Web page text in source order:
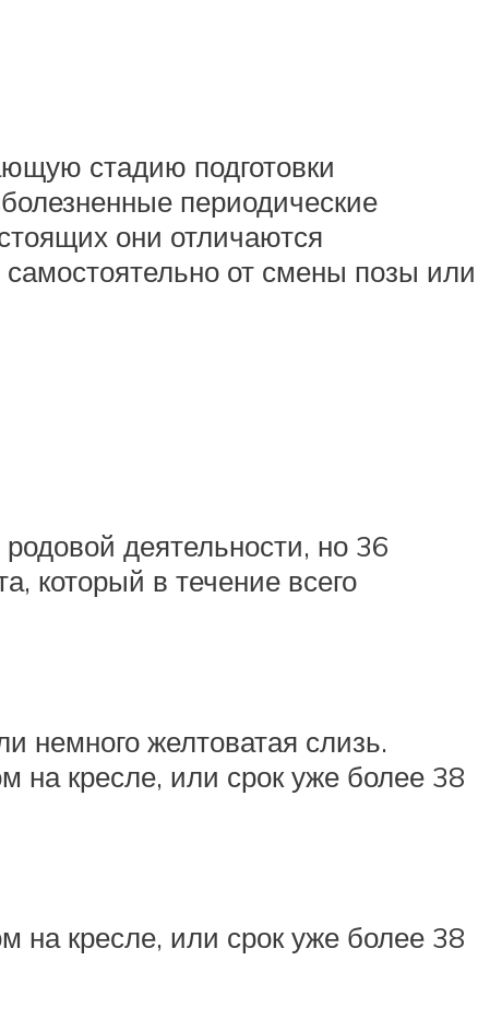
стадию подготовки
периодические
они отличаются
самостоятельно от смены позы или
деятельности, но 36
который в течение всего
немного желтоватая слизь.
на кресле, или срок уже более 38
на кресле, или срок уже более 38